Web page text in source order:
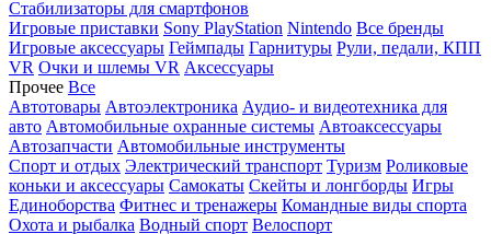
Стабилизаторы для смартфонов
Игровые приставки Sony PlayStation Nintendo Все бренды
Игровые аксессуары Геймпады Гарнитуры Рули, педали, КПП
VR Очки и шлемы VR Аксессуары
Прочее Все
Автотовары Автоэлектроника Аудио- и видеотехника для
авто Автомобильные охранные системы Автоаксессуары
Автозапчасти Автомобильные инструменты
Спорт и отдых Электрический транспорт Туризм Роликовые
коньки и аксессуары Самокаты Скейты и лонгборды Игры
Единоборства Фитнес и тренажеры Командные виды спорта
Охота и рыбалка Водный спорт Велоспорт